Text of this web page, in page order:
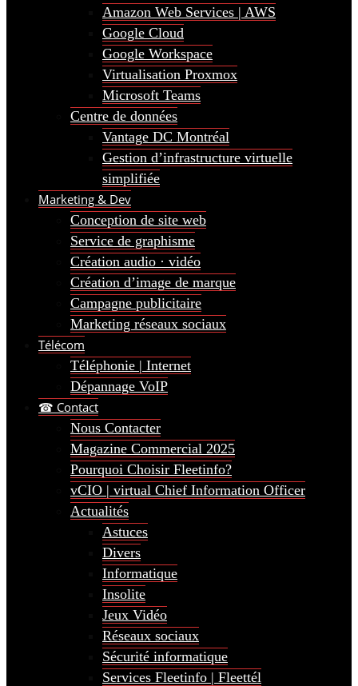
Amazon Web Services | AWS
Google Cloud
Google Workspace
Virtualisation Proxmox
Microsoft Teams
Centre de données
Vantage DC Montréal
Gestion d’infrastructure virtuelle
simplifiée
Marketing & Dev
Conception de site web
Service de graphisme
Création audio · vidéo
Création d’image de marque
Campagne publicitaire
Marketing réseaux sociaux
Télécom
Téléphonie | Internet
Dépannage VoIP
☎ Contact
Nous Contacter
Magazine Commercial 2025
Pourquoi Choisir Fleetinfo?
vCIO | virtual Chief Information Officer
Actualités
Astuces
Divers
Informatique
Insolite
Jeux Vidéo
Réseaux sociaux
Sécurité informatique
Services Fleetinfo | Fleettél